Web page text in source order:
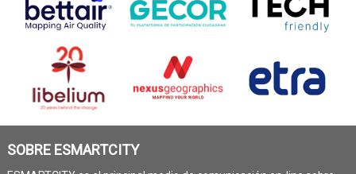
SOBRE ESMARTCITY